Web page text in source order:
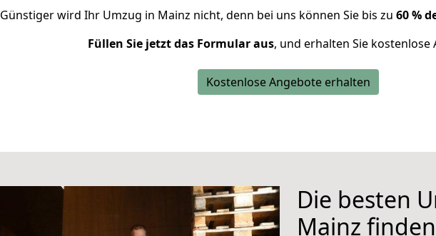
Günstiger wird Ihr Umzug in Mainz nicht, denn bei uns können Sie bis zu 60 %
Füllen Sie jetzt das Formular aus, und erhalten Sie kostenlose
Kostenlose Angebote erhalten
Die besten
Mainz